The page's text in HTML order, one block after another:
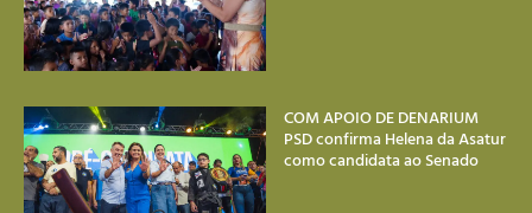
COM APOIO DE DENARIUM
PSD confirma Helena da Asatur
como candidata ao Senado